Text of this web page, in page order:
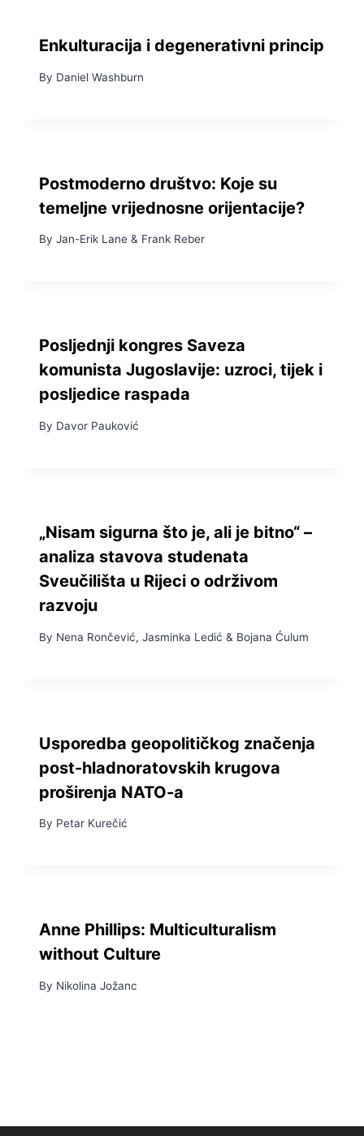
Enkulturacija i degenerativni princip
By Daniel Washburn
Postmoderno društvo: Koje su
temeljne vrijednosne orijentacije?
By Jan-Erik Lane & Frank Reber
Posljednji kongres Saveza
komunista Jugoslavije: uzroci, tijek i
posljedice raspada
By Davor Pauković
„Nisam sigurna što je, ali je bitno“ –
analiza stavova studenata
Sveučilišta u Rijeci o održivom
razvoju
By Nena Rončević, Jasminka Ledić & Bojana Ćulum
Usporedba geopolitičkog značenja
post-hladnoratovskih krugova
proširenja NATO-a
By Petar Kurečić
Anne Phillips: Multiculturalism
without Culture
By Nikolina Jožanc